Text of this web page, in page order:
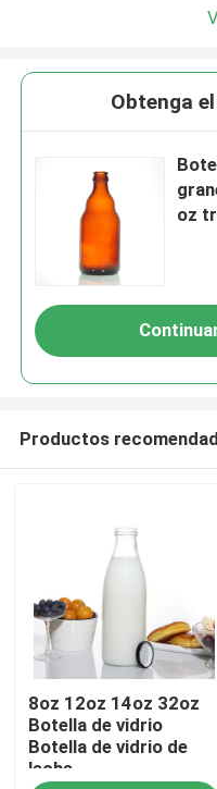
Inicio
Productos
Sobre nosotros
Obtenga
oz
Productos
8oz 12oz 14oz 32oz
Botella de vidrio
Botella de vidrio de
leche